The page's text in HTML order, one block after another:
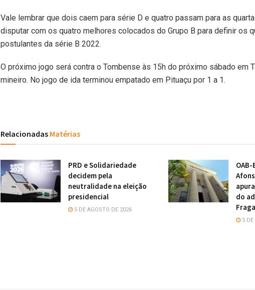
Vale lembrar que dois caem para série D e quatro passam para as
disputar com os quatro melhores colocados do Grupo B para definir os
postulantes da série B 2022.
O próximo jogo será contra o Tombense às 15h do próximo sábado em
mineiro. No jogo de ida terminou empatado em Pituaçu por 1 a 1.
Relacionadas Matérias
PRD e Solidariedade
decidem pela
neutralidade na eleição
presidencial
5 DE AGOSTO DE 2026
OAB-
do
5 DE